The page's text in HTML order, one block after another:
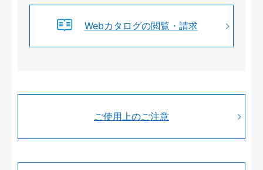
Webカタログの閲覧・請求
ご使用上のご注意